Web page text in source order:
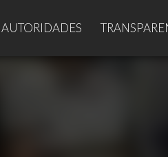
AUTORIDADES